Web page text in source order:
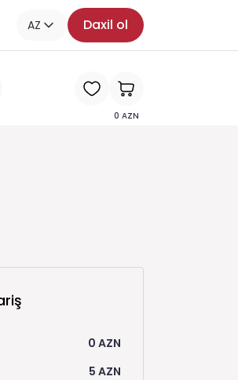
AZ Daxil ol
0 AZN
0 AZN
5 AZN